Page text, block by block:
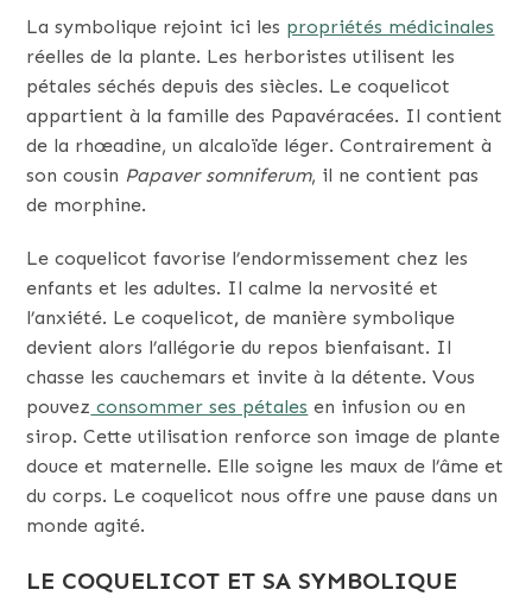
La symbolique rejoint ici les propriétés médicinales
réelles de la plante. Les herboristes utilisent les
pétales séchés depuis des siècles. Le coquelicot
appartient à la famille des Papavéracées. Il contient
de la rhœadine, un alcaloïde léger. Contrairement à
son cousin Papaver somniferum, il ne contient pas
de morphine.
Le coquelicot favorise l’endormissement chez les
enfants et les adultes. Il calme la nervosité et
l’anxiété. Le coquelicot, de manière symbolique
devient alors l’allégorie du repos bienfaisant. Il
chasse les cauchemars et invite à la détente. Vous
pouvez consommer ses pétales en infusion ou en
sirop. Cette utilisation renforce son image de plante
douce et maternelle. Elle soigne les maux de l’âme et
du corps. Le coquelicot nous offre une pause dans un
monde agité.
LE COQUELICOT ET SA SYMBOLIQUE